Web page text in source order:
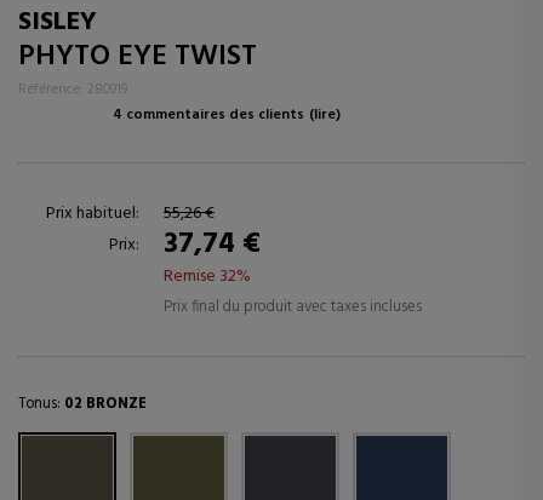
SISLEY
PHYTO EYE TWIST
Référence: 280919
4 commentaires des clients (lire)
Prix habituel:
55,26 €
Prix:
37,74 €
Remise 32%
Prix final du produit avec taxes incluses
Tonus: 02 BRONZE